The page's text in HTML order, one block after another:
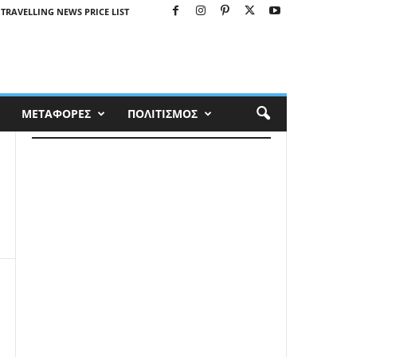
TRAVELLING NEWS PRICE LIST
ΜΕΤΑΦΟΡΕΣ ΠΟΛΙΤΙΣΜΟΣ